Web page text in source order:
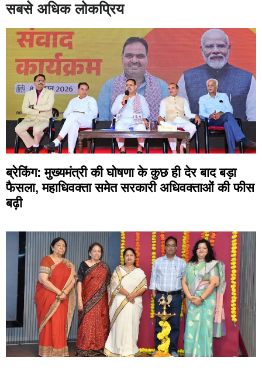
सबसे अधिक लोकप्रिय
ब्रेकिंग: मुख्यमंत्री की घोषणा के कुछ ही देर बाद बड़ा
फैसला, महाधिवक्ता समेत सरकारी अधिवक्ताओं की फीस
बढ़ी